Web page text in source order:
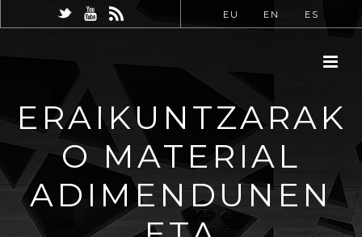
EU EN ES
ERAIKUNTZARAK
O MATERIAL
ADIMENDUNEN